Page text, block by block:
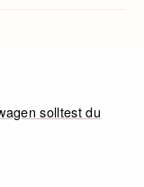
solltest du